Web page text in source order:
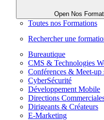
Open Nos
Toutes nos Formations
Rechercher une
Bureautique
CMS & Technologies
Conférences & Meet-up
CyberSécurité
Développement Mobile
Directions
Dirigeants & Créateurs
E-Marketing